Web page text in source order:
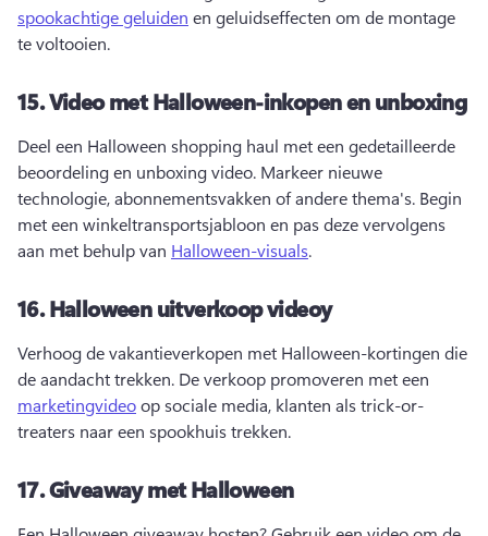
spookachtige geluiden en geluidseffecten om de montage
te voltooien.
15.Video met Halloween-inkopen en unboxing
Deel een Halloween shopping haul met een gedetailleerde
beoordeling en unboxing video. Markeer nieuwe
technologie, abonnementsvakken of andere thema's. Begin
met een winkeltransportsjabloon en pas deze vervolgens
aan met behulp van Halloween-visuals.
16.Halloween uitverkoop videoy
Verhoog de vakantieverkopen met Halloween-kortingen die
de aandacht trekken. De verkoop promoveren met een
marketingvideo op sociale media, klanten als trick-or-
treaters naar een spookhuis trekken.
17.Giveaway met Halloween